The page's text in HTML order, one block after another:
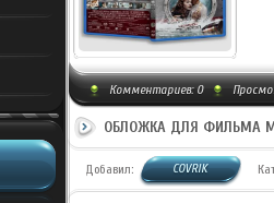
Комментариев: 0
ОБЛОЖКА ДЛЯ ФИЛЬМА
Добавил: COVRIK